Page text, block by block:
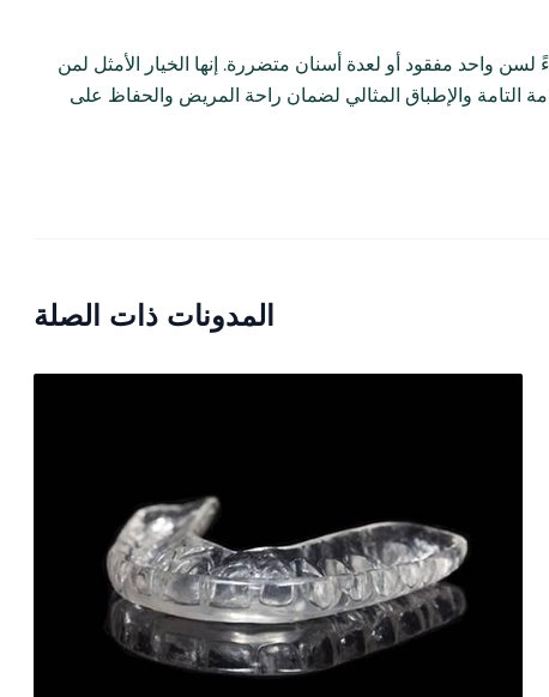
لسن واحد مفقود أو لعدة أسنان متضررة. إنها الخيار الأمثل لمن
والإطباق المثالي لضمان راحة المريض والحفاظ على
المدونات ذات الصلة